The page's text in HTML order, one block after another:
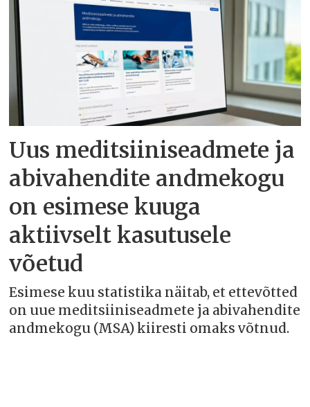
Uus meditsiiniseadmete ja
abivahendite andmekogu
on esimese kuuga
aktiivselt kasutusele
võetud
Esimese kuu statistika näitab, et ettevõtted
on uue meditsiiniseadmete ja abivahendite
andmekogu (MSA) kiiresti omaks võtnud.